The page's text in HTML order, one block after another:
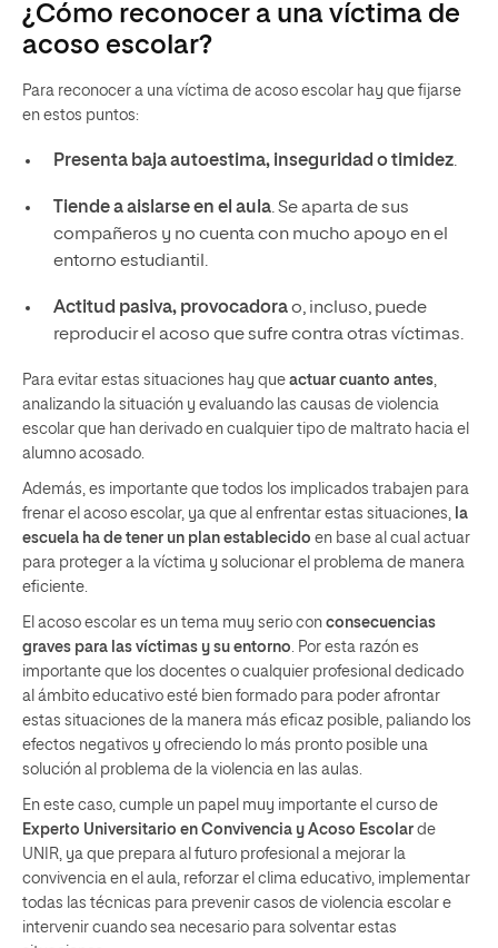
¿Cómo reconocer a una víctima de
acoso escolar?
Para reconocer a una víctima de acoso escolar hay que fijarse
en estos puntos:
Presenta baja autoestima, inseguridad o timidez.
Tiende a aislarse en el aula. Se aparta de sus
compañeros y no cuenta con mucho apoyo en el
entorno estudiantil.
Actitud pasiva, provocadorao, incluso, puede
reproducir el acoso que sufre contra otras víctimas.
Para evitar estas situaciones hay que actuar cuanto antes,
analizando la situación y evaluando las causas de violencia
escolar que han derivado en cualquier tipo de maltrato hacia el
alumno acosado.
Además, es importante que todos los implicados trabajen para
frenar el acoso escolar, ya que al enfrentar estas situaciones, la
escuela ha de tener un plan establecido en base al cual actuar
para proteger a la víctima y solucionar el problema de manera
eficiente.
El acoso escolar es un tema muy serio con consecuencias
graves para las víctimas y su entorno. Por esta razón es
importante que los docentes o cualquier profesional dedicado
al ámbito educativo esté bien formado para poder afrontar
estas situaciones de la manera más eficaz posible, paliando los
efectos negativos y ofreciendo lo más pronto posible una
solución al problema de la violencia en las aulas.
En este caso, cumple un papel muy importante el curso de
Experto Universitario en Convivencia y Acoso Escolar de
UNIR, ya que prepara al futuro profesional a mejorar la
convivencia en el aula, reforzar el clima educativo, implementar
todas las técnicas para prevenir casos de violencia escolar e
intervenir cuando sea necesario para solventar estas